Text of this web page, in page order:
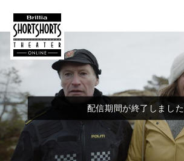
配信期間が終了しました